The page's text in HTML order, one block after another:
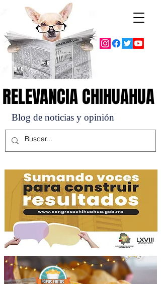
Blog de noticias y opinión
RELEVANCIA CHIHUAHUA
RELEVANCIA CHIHUAHUA